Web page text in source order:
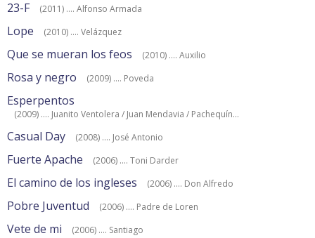
23-F (2011) .... Alfonso Armada
Lope (2010) .... Velázquez
Que se mueran los feos (2010) .... Auxilio
Rosa y negro (2009) .... Poveda
Esperpentos
(2009) .... Juanito Ventolera / Juan Mendavia / Pachequín...
Casual Day (2008) .... José Antonio
Fuerte Apache (2006) .... Toni Darder
El camino de los ingleses (2006) .... Don Alfredo
Pobre Juventud (2006) .... Padre de Loren
Vete de mi (2006) .... Santiago